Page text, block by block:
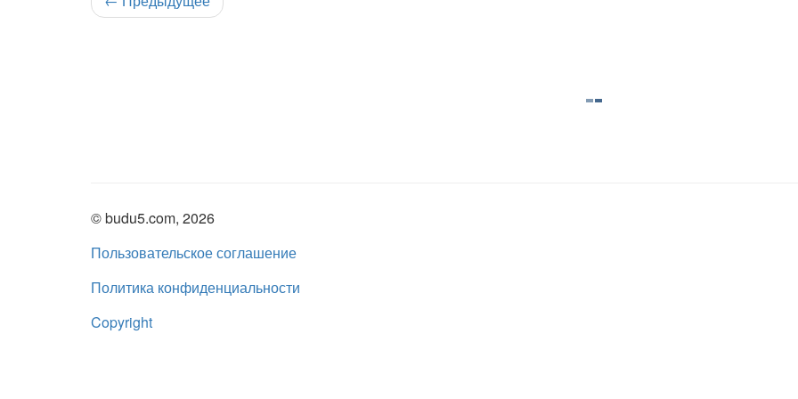
© budu5.com, 2026
Пользовательское соглашение
Политика конфиденциальности
Copyright